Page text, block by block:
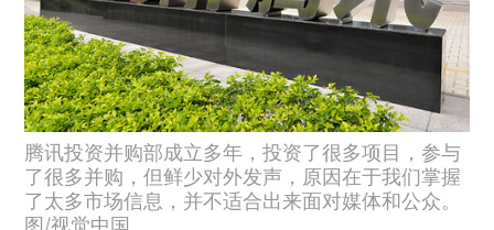
腾讯投资并购部成立多年，投资了很多项目，参与
了很多并购，但鲜少对外发声，原因在于我们掌握
了太多市场信息，并不适合出来面对媒体和公众。
图/视觉中国